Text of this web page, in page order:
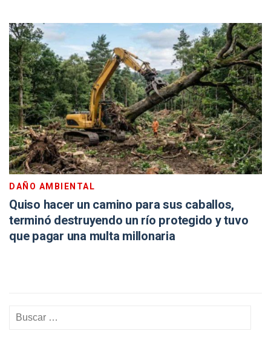
DAÑO AMBIENTAL
Quiso hacer un camino para sus caballos,
terminó destruyendo un río protegido y tuvo
que pagar una multa millonaria